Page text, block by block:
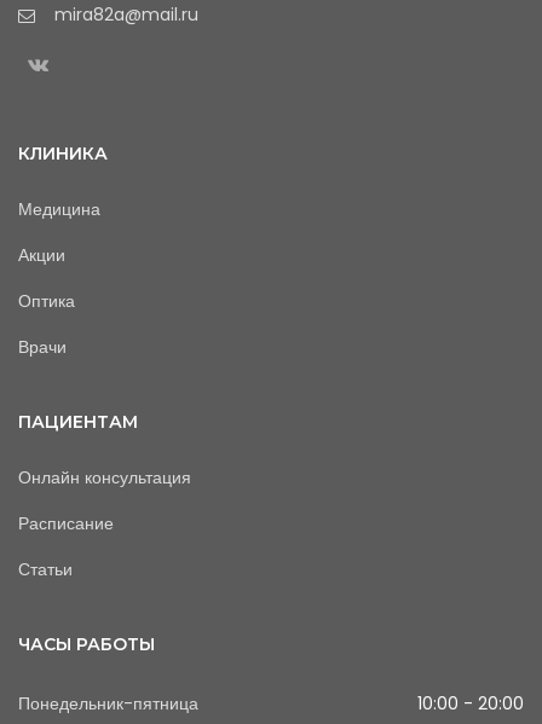
mira82a@mail.ru
КЛИНИКА
Медицина
Акции
Оптика
Врачи
ПАЦИЕНТАМ
Онлайн консультация
Расписание
Статьи
ЧАСЫ РАБОТЫ
Понедельник-пятница 10:00 - 20:00